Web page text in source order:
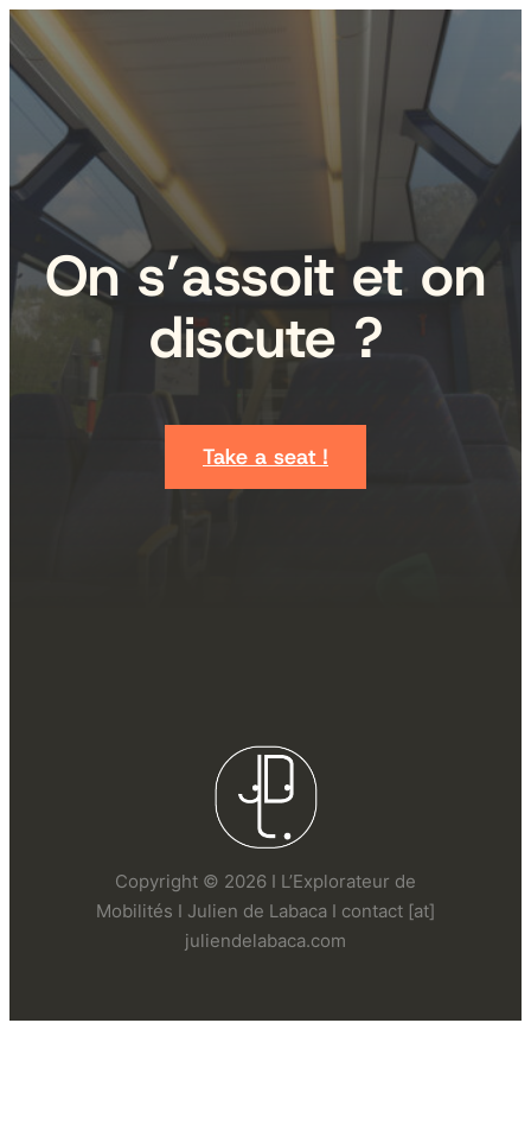
On s’assoit et on
discute ?
Take a seat !
Copyright © 2026 I L’Explorateur de
Mobilités I Julien de Labaca I contact [at]
juliendelabaca.com